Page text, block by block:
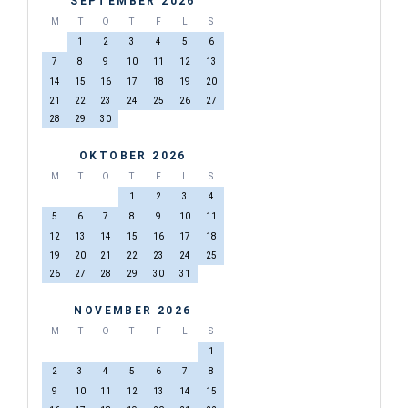
M T O T F L
S
1
2 3 4 5
6
7
8 9 10 11 12
13
14
15 16 17 18 19
20
21
22 23 24 25 26
27
28
29 30
OKTOBER 2026
M T O T F L
S
1
2 3
4
5
6 7 8 9 10
11
12
13 14 15 16 17
18
19
20 21 22 23 24
25
26
27 28 29 30 31
NOVEMBER 2026
M T O T F L
S
1
2
3 4 5 6 7
8
9
10 11 12 13 14
15